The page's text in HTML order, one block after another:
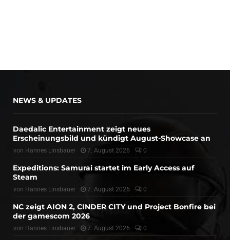
NEWS & UPDATES
Daedalic Entertainment zeigt neues
Erscheinungsbild und kündigt August-Showcase an
von Hannes Linsbauer 7. August 2026 0
Expeditions: Samurai startet im Early Access auf
Steam
von Hannes Linsbauer 7. August 2026 0
NC zeigt AION 2, CINDER CITY und Project Bonfire bei
der gamescom 2026
von Hannes Linsbauer 7. August 2026 0